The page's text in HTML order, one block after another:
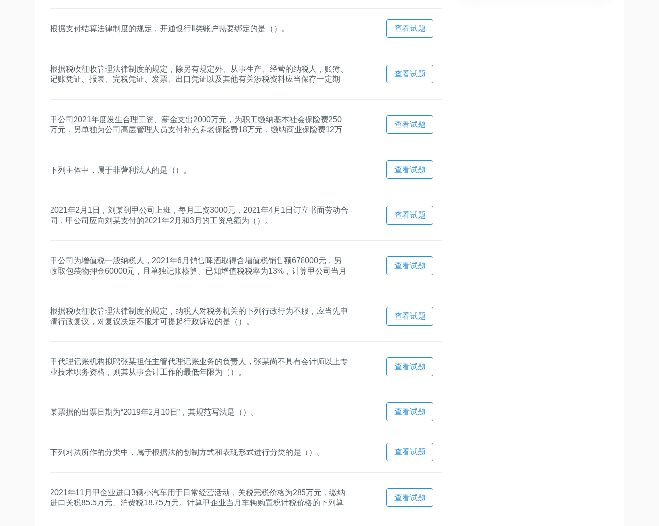
根据支付结算法律制度的规定，开通银行Ⅱ类账户需要绑定的是（）。 查看试题
根据税收征收管理法律制度的规定，除另有规定外、从事生产、经营的纳税人，账簿、
记账凭证、报表、完税凭证、发票、出口凭证以及其他有关涉税资料应当保存一定期
查看试题
甲公司2021年度发生合理工资、薪金支出2000万元，为职工缴纳基本社会保险费250
万元，另单独为公司高层管理人员支付补充养老保险费18万元，缴纳商业保险费12万
查看试题
下列主体中，属于非营利法人的是（）。 查看试题
2021年2月1日，刘某到甲公司上班，每月工资3000元，2021年4月1日订立书面劳动合
同，甲公司应向刘某支付的2021年2月和3月的工资总额为（）。
查看试题
甲公司为增值税一般纳税人，2021年6月销售啤酒取得含增值税销售额678000元，另
收取包装物押金60000元，且单独记账核算。已知增值税税率为13%，计算甲公司当月
查看试题
根据税收征收管理法律制度的规定，纳税人对税务机关的下列行政行为不服，应当先申
请行政复议，对复议决定不服才可提起行政诉讼的是（）。
查看试题
甲代理记账机构拟聘张某担任主管代理记账业务的负责人，张某尚不具有会计师以上专
业技术职务资格，则其从事会计工作的最低年限为（）。
查看试题
某票据的出票日期为“2019年2月10日”，其规范写法是（）。 查看试题
下列对法所作的分类中，属于根据法的创制方式和表现形式进行分类的是（）。 查看试题
2021年11月甲企业进口3辆小汽车用于日常经营活动，关税完税价格为285万元，缴纳
进口关税85.5万元、消费税18.75万元。计算甲企业当月车辆购置税计税价格的下列算
查看试题